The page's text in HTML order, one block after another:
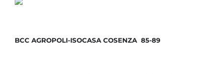
BCC AGROPOLI-ISOCASA COSENZA 85-89